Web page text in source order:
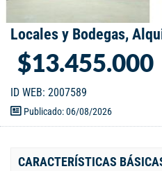
Locales y Bodegas,
$13.455.000
ID WEB: 2007589
Publicado: 06/08/2026
CARACTERÍSTICAS